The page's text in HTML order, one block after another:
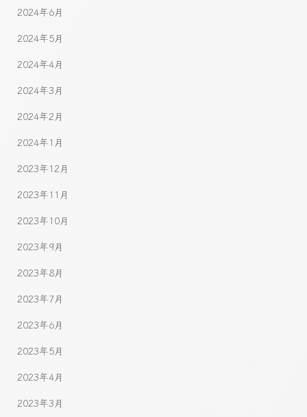
2024年6月
2024年5月
2024年4月
2024年3月
2024年2月
2024年1月
2023年12月
2023年11月
2023年10月
2023年9月
2023年8月
2023年7月
2023年6月
2023年5月
2023年4月
2023年3月